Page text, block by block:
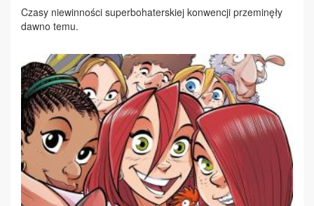
Cza­sy nie­win­no­ści su­per­bo­ha­ter­skiej kon­wen­cji prze­mi­nę­ły
daw­no te­mu.